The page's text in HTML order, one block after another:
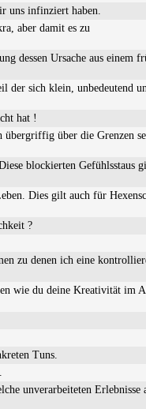
uns infinziert haben.
aber damit es zu
dessen Ursache aus einem
der sich klein, unbedeutend
hat !
übergriffig über die Grenzen
blockierten Gefühlsstaus
Dies gilt auch für
?
zu denen ich eine
wie du deine Kreativität im
Tuns.
unverarbeiteten Erlebnisse